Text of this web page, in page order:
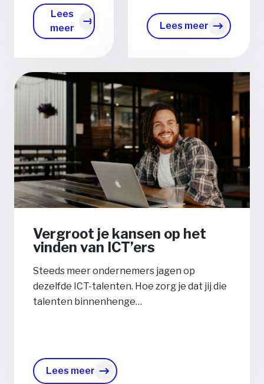
Lees
meer
Lees meer
Vergroot je kansen op het
vinden van ICT’ers
Steeds meer ondernemers jagen op
dezelfde ICT-talenten. Hoe zorg je dat jij die
talenten binnenhenge…
Lees meer